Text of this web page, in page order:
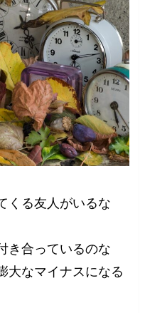
くる友人がいるな
き合っているのな
大なマイナスになる